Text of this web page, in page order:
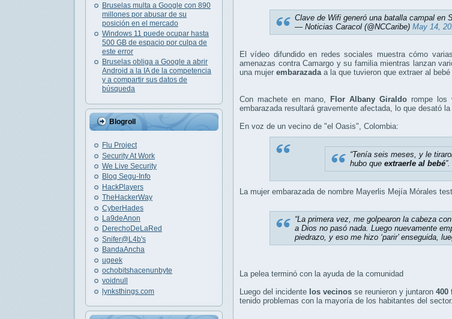
Bruselas multa a Google con 890
millones por abusar de su
posición en el mercado
Windows 11 puede ocupar hasta
500 GB de espacio por culpa de
este error
Bruselas obliga a Google a abrir
Android a la IA de la competencia
y a compartir sus datos de
búsqueda
Blogroll
Flu Project
Security At Work
We Live Security
Blog Segu-Info
HackPlayers
TheHackerWay
CyberHades
La9deAnon
DerechoDeLaRed
Snifer@L4b's
BandaAncha
ugeek
ochobitshacenunbyte
voidnull
lynksthings.com
Clave de Wifi generó una batalla campal en
— Noticias Caracol (@NCCaribe) May 14,
El vídeo difundido en redes sociales muestra cómo
amenazas contra Camargo y su familia mientras lanzan
una mujer embarazadaa la que tuvieron que extraer al bebé
Con machete en mano, Flor Albany Giraldo rompe los
embarazada resultará gravemente afectada, lo que desató
En voz de un vecino de "el Oasis", Colombia:
“Tenía seis meses, y le
hubo que extraerle al bebé”.
La mujer embarazada de nombre Mayerlis Mejía Mórales
“La primera vez, me golpearon la cabeza
a Dios no pasó nada. Luego nuevamente
piedrazo, y eso me hizo ‘parir’ enseguida,
La pelea terminó con la ayuda de la comunidad
Luego del incidente los vecinos se reunieron y juntaron 400
tenido problemas con la mayoría de los habitantes del sector.